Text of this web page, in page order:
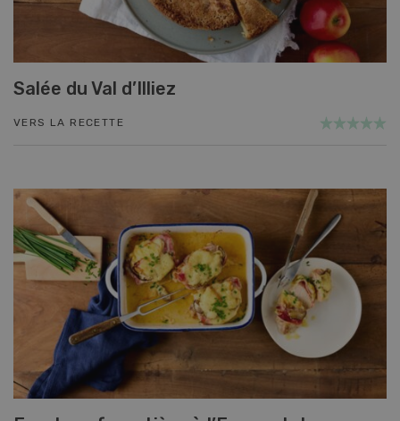
Salée du Val d’Illiez
VERS LA RECETTE